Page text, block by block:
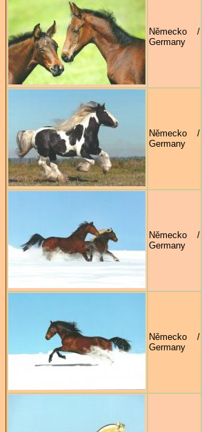
Německo /
Germany
Německo /
Germany
Německo /
Germany
Německo /
Germany